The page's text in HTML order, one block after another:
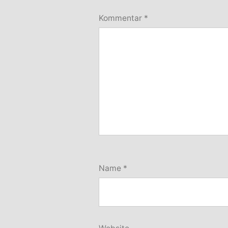
Kommentar *
Name *